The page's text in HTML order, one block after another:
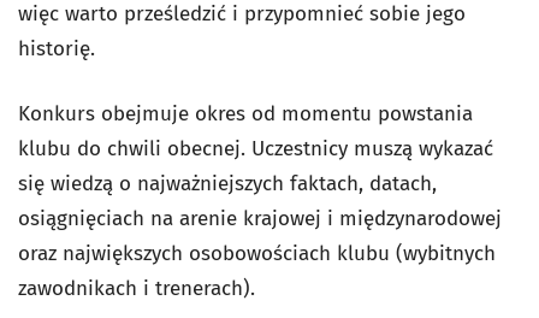
więc warto prześledzić i przypomnieć sobie jego
historię.
Konkurs obejmuje okres od momentu powstania
klubu do chwili obecnej. Uczestnicy muszą wykazać
się wiedzą o najważniejszych faktach, datach,
osiągnięciach na arenie krajowej i międzynarodowej
oraz największych osobowościach klubu (wybitnych
zawodnikach i trenerach).